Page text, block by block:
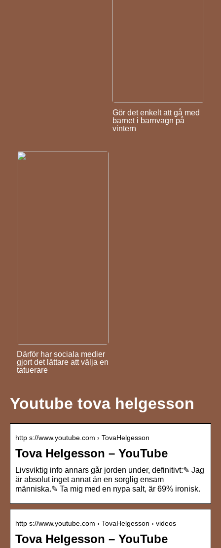
Gör det enkelt att gå med
barnet i barnvagn på
vintern
Därför har sociala medier
gjort det lättare att välja en
tatuerare
Youtube tova helgesson
http s://www.youtube.com › TovaHelgesson
Tova Helgesson – YouTube
Livsviktig info annars går jorden under, definitivt:✎ Jag
är absolut inget annat än en sorglig ensam
människa.✎ Ta mig med en nypa salt, är 69% ironisk.
http s://www.youtube.com › TovaHelgesson › videos
Tova Helgesson – YouTube